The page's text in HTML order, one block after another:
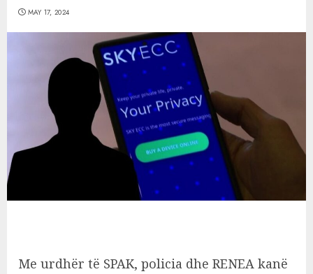
MAY 17, 2024
Me urdhër të SPAK, policia dhe RENEA kanë